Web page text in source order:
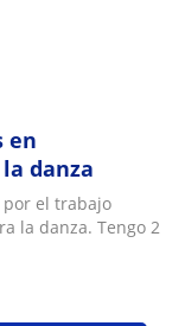
en
danza
por el trabajo
la danza. Tengo 2